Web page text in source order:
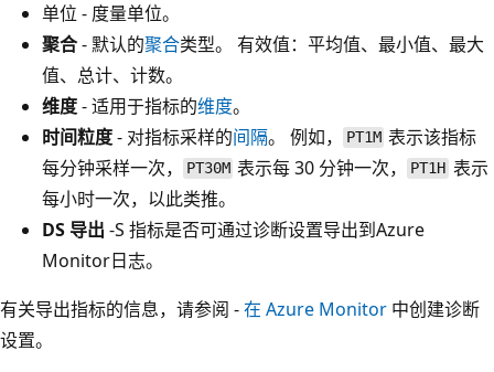
单位 - 度量单位。
聚合- 默认的聚合类型。 有效值：平均值、最小值、最大
值、总计、计数。
维度- 适用于指标的维度。
时间粒度- 对指标采样的间隔。 例如， PT1M 表示该指标
每分钟采样一次，
PT30M 表示每 30 分钟一次， PT1H表示
每小时一次，以此类推。
DS 导出 -S 指标是否可通过诊断设置导出到Azure
Monitor日志。
有关导出指标的信息，请参阅 -在 Azure Monitor 中创建诊断
设置。